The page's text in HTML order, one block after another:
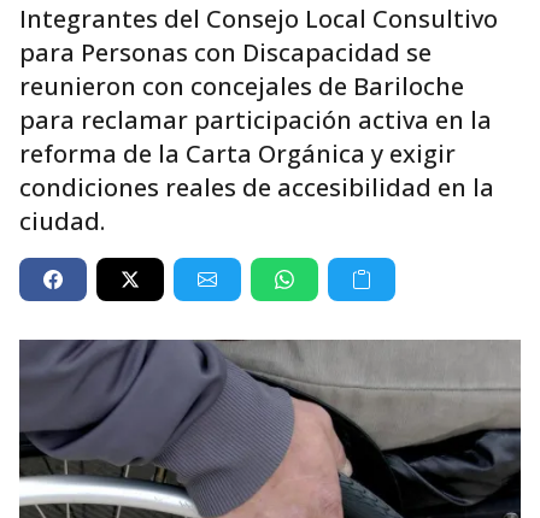
Integrantes del Consejo Local Consultivo
para Personas con Discapacidad se
reunieron con concejales de Bariloche
para reclamar participación activa en la
reforma de la Carta Orgánica y exigir
condiciones reales de accesibilidad en la
ciudad.